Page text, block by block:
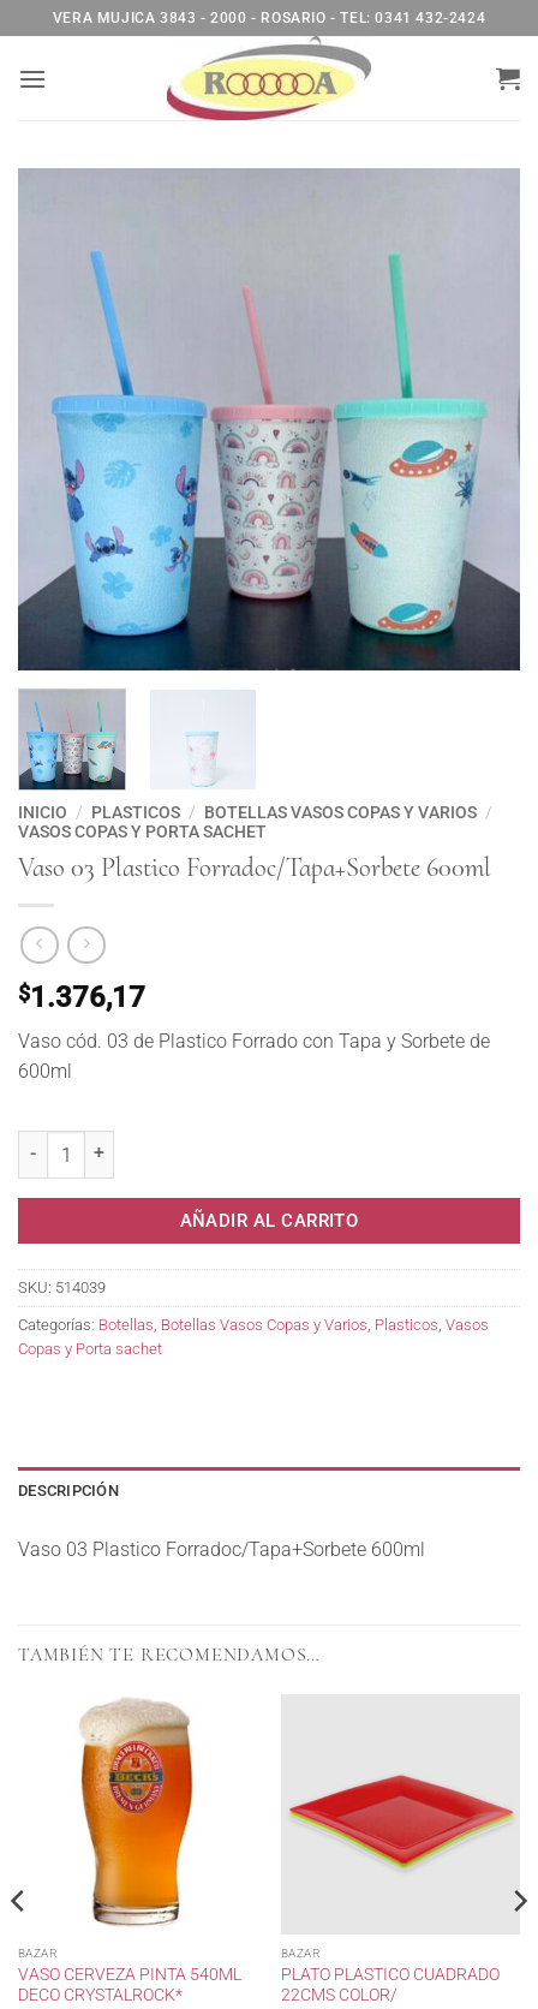
al
contenido
VERA MUJICA 3843 - 2000 - ROSARIO - TEL: 0341 432-2424
INICIO / PLASTICOS / BOTELLAS VASOS COPAS Y VARIOS /
VASOS COPAS Y PORTA SACHET
Vaso 03 Plastico Forradoc/Tapa+Sorbete 600ml
$1.376,17
Vaso cód. 03 de Plastico Forrado con Tapa y Sorbete de
600ml
AÑADIR AL CARRITO
SKU: 514039
Categorías: Botellas Botellas Vasos Copas y Varios Plasticos Vasos
Copas y Porta sachet
DESCRIPCIÓN
Vaso 03 Plastico Forradoc/Tapa+Sorbete 600ml
TAMBIÉN TE RECOMENDAMOS…
BAZAR
VASO CERVEZA PINTA 540ML
DECO CRYSTALROCK*
BAZAR
PLATO PLASTICO CUADRADO
22CMS COLOR/